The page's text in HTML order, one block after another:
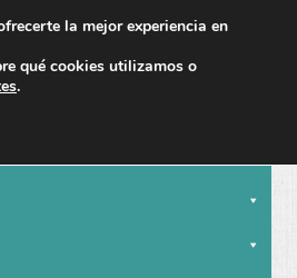
la mejor experiencia en
qué cookies utilizamos o
.